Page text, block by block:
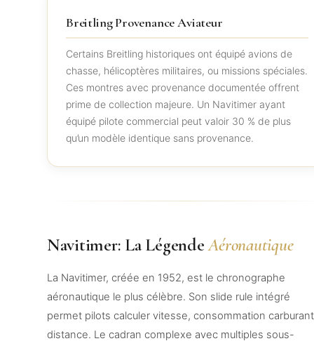
Breitling Provenance Aviateur
Certains Breitling historiques ont équipé avions de
chasse, hélicoptères militaires, ou missions spéciales.
Ces montres avec provenance documentée offrent
prime de collection majeure. Un Navitimer ayant
équipé pilote commercial peut valoir 30 % de plus
qu’un modèle identique sans provenance.
Navitimer: La LégendeAéronautique
La Navitimer, créée en 1952, est le chronographe
aéronautique le plus célèbre. Son slide rule intégré
permet pilots calculer vitesse, consommation
distance. Le cadran complexe avec multiples sous-